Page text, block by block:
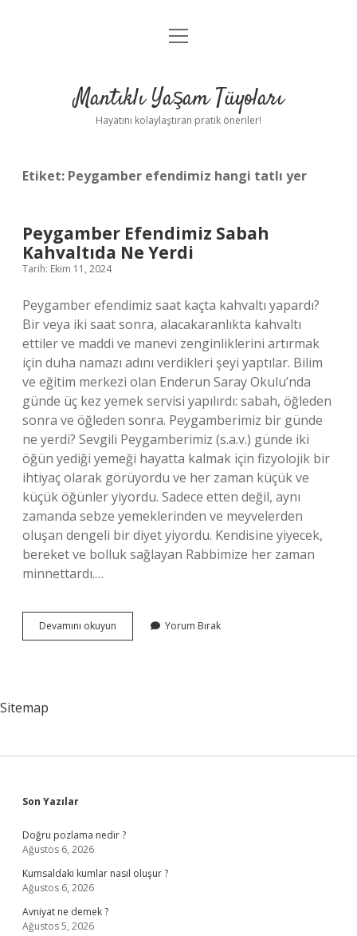
Anasayfa
Yasal Uyarı
menüyü
Mantıklı Yaşam Tüyoları
Hayatını kolaylaştıran pratik öneriler!
Etiket: Peygamber efendimiz hangi tatlı yer
Peygamber Efendimiz Sabah
Kahvaltıda Ne Yerdi
Tarih: Ekim 11, 2024
Peygamber efendimiz saat kaçta kahvaltı yapardı?
Bir veya iki saat sonra, alacakaranlıkta kahvaltı
ettiler ve maddi ve manevi zenginliklerini artırmak
için duha namazı adını verdikleri şeyi yaptılar. Bilim
ve eğitim merkezi olan Enderun Saray Okulu’nda
günde üç kez yemek servisi yapılırdı: sabah, öğleden
sonra ve öğleden sonra. Peygamberimiz bir günde
ne yerdi? Sevgili Peygamberimiz (s.a.v.) günde iki
öğün yediği yemeği hayatta kalmak için fizyolojik bir
ihtiyaç olarak görüyordu ve her zaman küçük ve
küçük öğünler yiyordu. Sadece etten değil, aynı
zamanda sebze yemeklerinden ve meyvelerden
oluşan dengeli bir diyet yiyordu. Kendisine yiyecek,
bereket ve bolluk sağlayan Rabbimize her zaman
minnettardı.…
Devamını okuyun Peygamber
Efendimiz
Yorum Bırak
Sitemap
Sidebar
Son Yazılar
Doğru pozlama nedir ?
Ağustos 6, 2026
Kumsaldaki kumlar nasıl oluşur ?
Ağustos 6, 2026
Avniyat ne demek ?
Ağustos 5, 2026